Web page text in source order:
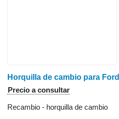
Horquilla de cambio para
Precio a consultar
Recambio - horquilla de cambio